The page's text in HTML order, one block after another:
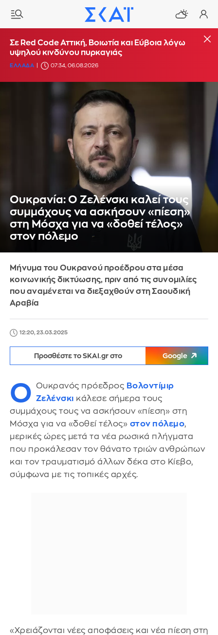
Σε Red Code Αττική, Βοιωτία και Εύβοια λόγω
υψηλού κινδύνου πυρκαγιάς
ΕΛΛΑΔΑ 07:34, 06.08.2026
Ουκρανία: Ο Ζελένσκι καλεί τους
συμμάχους να ασκήσουν «πίεση»
στη Μόσχα για να «δοθεί τέλος»
στον πόλεμο
Μήνυμα του Ουκρανού προέδρου στα μέσα
κοινωνικής δικτύωσης, πριν από τις συνομιλίες
που αναμένεται να διεξαχθούν στη Σαουδική
Αραβία
12:20, 23.03.2025
Προσθέστε το SKAI.gr στο Google
Ο Ουκρανός πρόεδρος Βολοντίμιρ
Ζελένσκι κάλεσε σήμερα τους
συμμάχους τους να ασκήσουν «πίεση» στη
Μόσχα για να «δοθεί τέλος» στον πόλεμο,
μερικές ώρες μετά τα νέα ρωσικά πλήγματα
που προκάλεσαν τον θάνατο τριών ανθρώπων
και τον τραυματισμό άλλων δέκα στο Κίεβο,
σύμφωνα με τις τοπικές αρχές.
«Χρειάζονται νέες αποφάσεις και νέα πίεση στη